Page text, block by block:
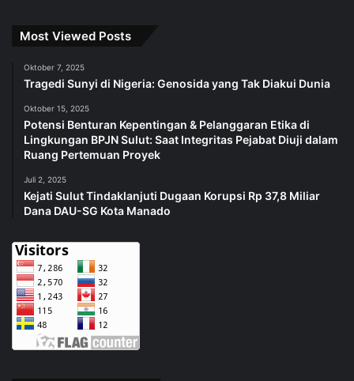
Most Viewed Posts
Oktober 7, 2025
Tragedi Sunyi di Nigeria: Genosida yang Tak Diakui Dunia
Oktober 15, 2025
Potensi Benturan Kepentingan & Pelanggaran Etika di
Lingkungan BPJN Sulut: Saat Integritas Pejabat Diuji dalam
Ruang Pertemuan Proyek
Juli 2, 2025
Kejati Sulut Tindaklanjuti Dugaan Korupsi Rp 37,8 Miliar
Dana DAU-SG Kota Manado